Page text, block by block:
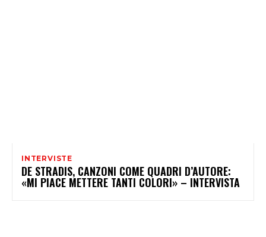
INTERVISTE
DE STRADIS, CANZONI COME QUADRI D’AUTORE:
«MI PIACE METTERE TANTI COLORI» – INTERVISTA